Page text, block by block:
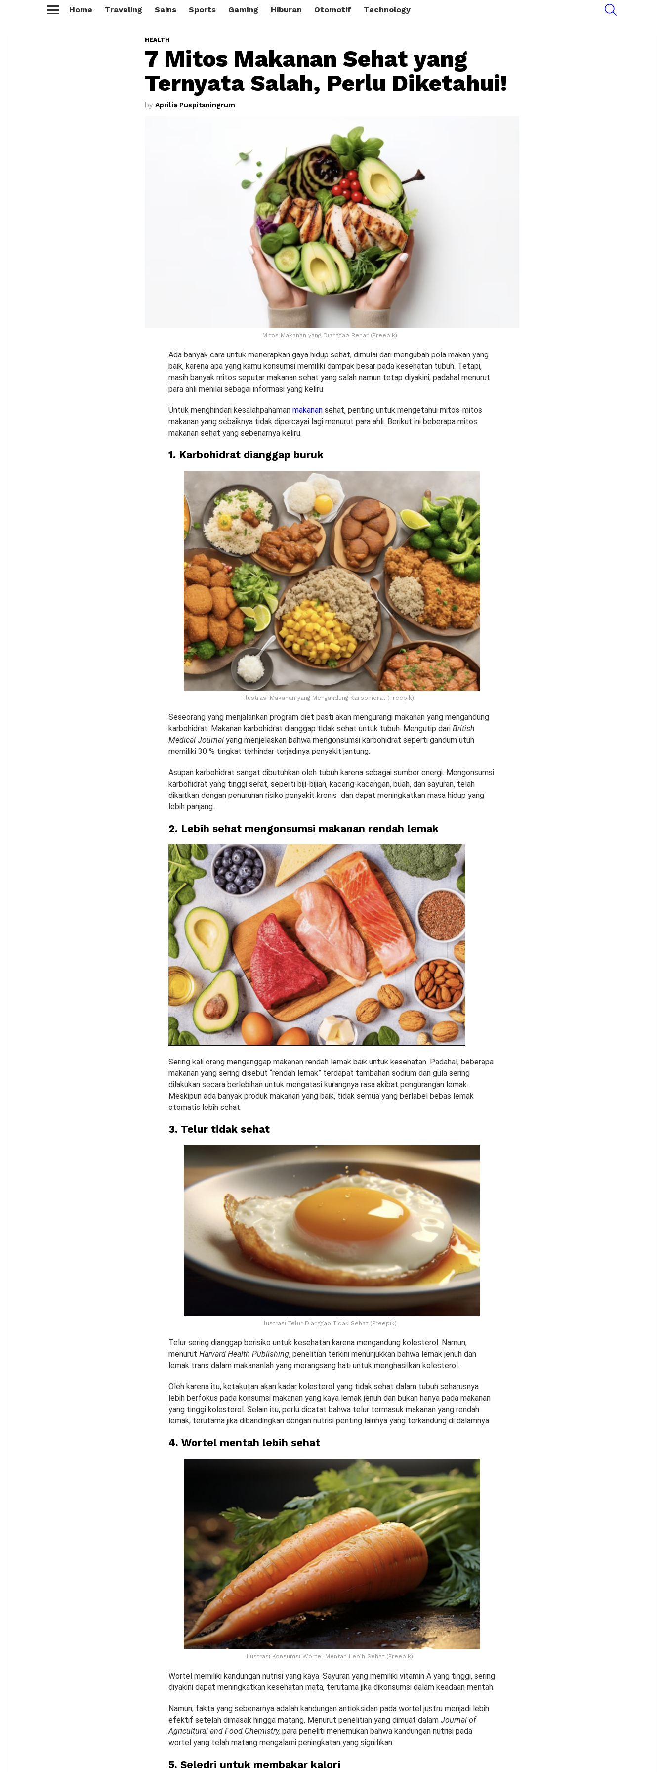
Home Traveling Sains Sports Gaming Hiburan Otomotif Technology
HEALTH
7 Mitos Makanan Sehat yang
Ternyata Salah, Perlu Diketahui!
by Aprilia Puspitaningrum
Mitos Makanan yang Dianggap Benar (Freepik)
Ada banyak cara untuk menerapkan gaya hidup sehat, dimulai dari mengubah pola makan yang
baik, karena apa yang kamu konsumsi memiliki dampak besar pada kesehatan tubuh. Tetapi,
masih banyak mitos seputar makanan sehat yang salah namun tetap diyakini, padahal menurut
para ahli menilai sebagai informasi yang keliru.
Untuk menghindari kesalahpahaman makanan sehat, penting untuk mengetahui mitos-mitos
makanan yang sebaiknya tidak dipercayai lagi menurut para ahli. Berikut ini beberapa mitos
makanan sehat yang sebenarnya keliru.
1. Karbohidrat dianggap buruk
Ilustrasi Makanan yang Mengandung Karbohidrat (Freepik).
Seseorang yang menjalankan program diet pasti akan mengurangi makanan yang mengandung
karbohidrat. Makanan karbohidrat dianggap tidak sehat untuk tubuh. Mengutip dari British
Medical Journal yang menjelaskan bahwa mengonsumsi karbohidrat seperti gandum utuh
memiliki 30 % tingkat terhindar terjadinya penyakit jantung.
Asupan karbohidrat sangat dibutuhkan oleh tubuh karena sebagai sumber energi. Mengonsumsi
karbohidrat yang tinggi serat, seperti biji-bijian, kacang-kacangan, buah, dan sayuran, telah
dikaitkan dengan penurunan risiko penyakit kronis dan dapat meningkatkan masa hidup yang
lebih panjang.
2. Lebih sehat mengonsumsi makanan rendah lemak
Sering kali orang menganggap makanan rendah lemak baik untuk kesehatan. Padahal, beberapa
makanan yang sering disebut “rendah lemak” terdapat tambahan sodium dan gula sering
dilakukan secara berlebihan untuk mengatasi kurangnya rasa akibat pengurangan lemak.
Meskipun ada banyak produk makanan yang baik, tidak semua yang berlabel bebas lemak
otomatis lebih sehat.
3. Telur tidak sehat
Ilustrasi Telur Dianggap Tidak Sehat (Freepik)
Telur sering dianggap berisiko untuk kesehatan karena mengandung kolesterol. Namun,
menurut Harvard Health Publishing, penelitian terkini menunjukkan bahwa lemak jenuh dan
lemak trans dalam makananlah yang merangsang hati untuk menghasilkan kolesterol.
Oleh karena itu, ketakutan akan kadar kolesterol yang tidak sehat dalam tubuh seharusnya
lebih berfokus pada konsumsi makanan yang kaya lemak jenuh dan bukan hanya pada makanan
yang tinggi kolesterol. Selain itu, perlu dicatat bahwa telur termasuk makanan yang rendah
lemak, terutama jika dibandingkan dengan nutrisi penting lainnya yang terkandung di dalamnya.
4. Wortel mentah lebih sehat
Ilustrasi Konsumsi Wortel Mentah Lebih Sehat (Freepik)
Wortel memiliki kandungan nutrisi yang kaya. Sayuran yang memiliki vitamin A yang tinggi, sering
diyakini dapat meningkatkan kesehatan mata, terutama jika dikonsumsi dalam keadaan mentah.
Namun, fakta yang sebenarnya adalah kandungan antioksidan pada wortel justru menjadi lebih
efektif setelah dimasak hingga matang. Menurut penelitian yang dimuat dalam Journal of
Agricultural and Food Chemistry, para peneliti menemukan bahwa kandungan nutrisi pada
wortel yang telah matang mengalami peningkatan yang signifikan.
5. Seledri untuk membakar kalori